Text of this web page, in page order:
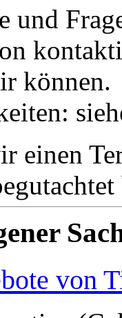
und
können.
einen
von